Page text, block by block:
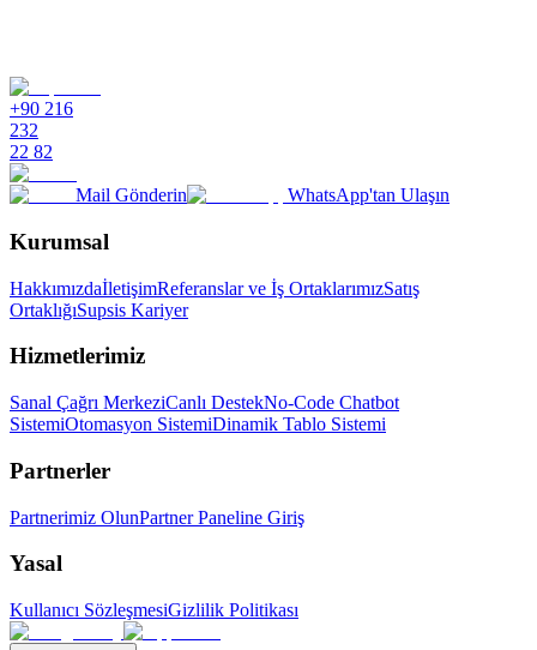
+90 216
232
22 82
Mail Gönderin WhatsApp'tan Ulaşın
Kurumsal
HakkımızdaİletişimReferanslar ve İş OrtaklarımızSatış
OrtaklığıSupsis Kariyer
Hizmetlerimiz
Sanal Çağrı MerkeziCanlı DestekNo-Code Chatbot
SistemiOtomasyon SistemiDinamik Tablo Sistemi
Partnerler
Partnerimiz OlunPartner Paneline Giriş
Yasal
Kullanıcı SözleşmesiGizlilik Politikası